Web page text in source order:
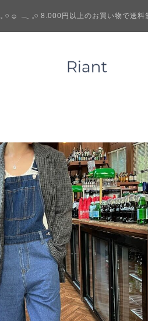
𓈒 𓏸 𓐍 𓂃 𓈒𓏸 8.000円以上のお買い物で送